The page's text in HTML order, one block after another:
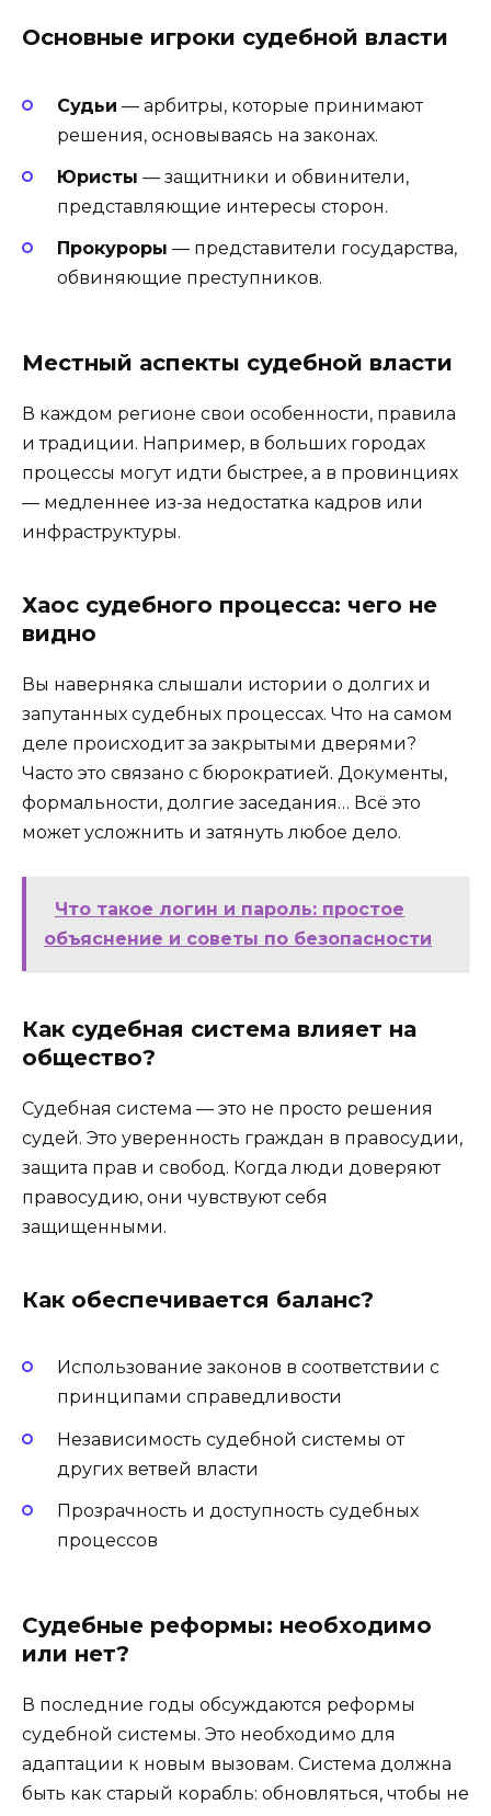
Основные игроки судебной власти
Судьи — арбитры, которые принимают
решения, основываясь на законах.
Юристы — защитники и обвинители,
представляющие интересы сторон.
Прокуроры — представители государства,
обвиняющие преступников.
Местный аспекты судебной власти
В каждом регионе свои особенности, правила
и традиции. Например, в больших городах
процессы могут идти быстрее, а в провинциях
— медленнее из-за недостатка кадров или
инфраструктуры.
Хаос судебного процесса: чего не
видно
Вы наверняка слышали истории о долгих и
запутанных судебных процессах. Что на самом
деле происходит за закрытыми дверями?
Часто это связано с бюрократией. Документы,
формальности, долгие заседания… Всё это
может усложнить и затянуть любое дело.
Что такое логин и пароль: простое
объяснение и советы по безопасности
Как судебная система влияет на
общество?
Судебная система — это не просто решения
судей. Это уверенность граждан в правосудии,
защита прав и свобод. Когда люди доверяют
правосудию, они чувствуют себя
защищенными.
Как обеспечивается баланс?
Использование законов в соответствии с
принципами справедливости
Независимость судебной системы от
других ветвей власти
Прозрачность и доступность судебных
процессов
Судебные реформы: необходимо
или нет?
В последние годы обсуждаются реформы
судебной системы. Это необходимо для
адаптации к новым вызовам. Система должна
быть как старый корабль: обновляться, чтобы не